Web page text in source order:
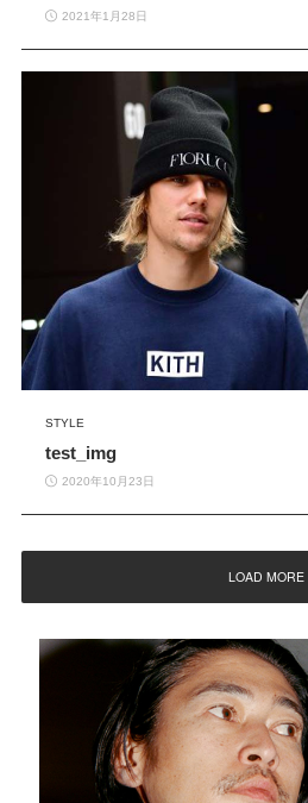
2021年1月28日
STYLE
test_img
2020年10月23日
LOAD MORE